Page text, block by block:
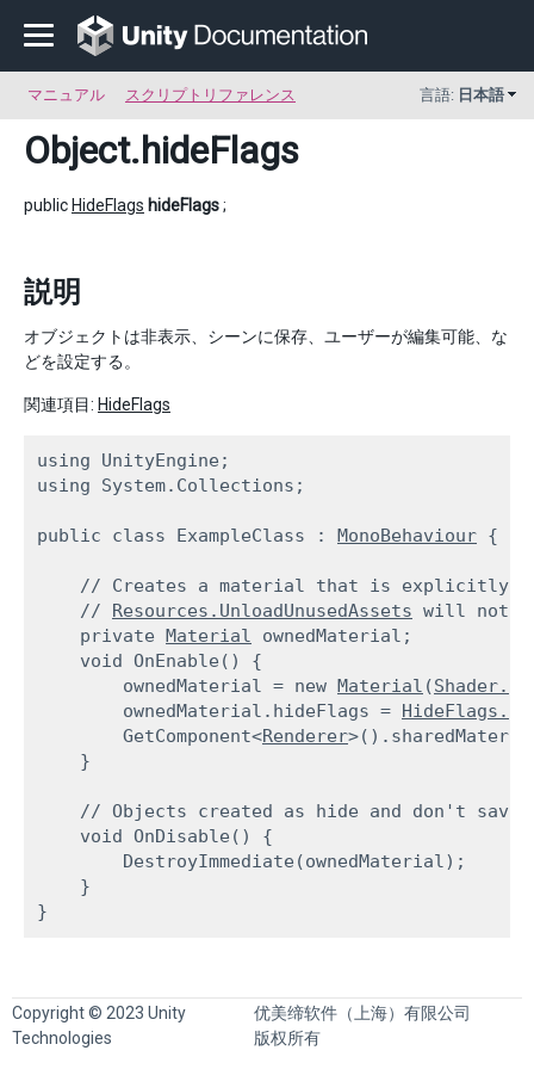
マニュアル スクリプトリファレンス 言語: 日本語
Object.hideFlags
public HideFlags hideFlags;
説明
オブジェクトは非表示、シーンに保存、ユーザーが編集可能、な
どを設定する。
関連項目: HideFlags
using UnityEngine;
using System.Collections;
public class ExampleClass : MonoBehaviour {
// Creates a material that is explicitly
    //
Resources.UnloadUnusedAssets will not
    private
Material ownedMaterial;
    void OnEnable() {
        ownedMaterial = new
Material (
        ownedMaterial.hideFlags =
        GetComponent<
Renderer
    }
// Objects created as hide and don't
    void OnDisable() {
        DestroyImmediate(ownedMaterial);
    }
Copyright © 2023 Unity
Technologies
优美缔软件（上海）有限公司
版权所有